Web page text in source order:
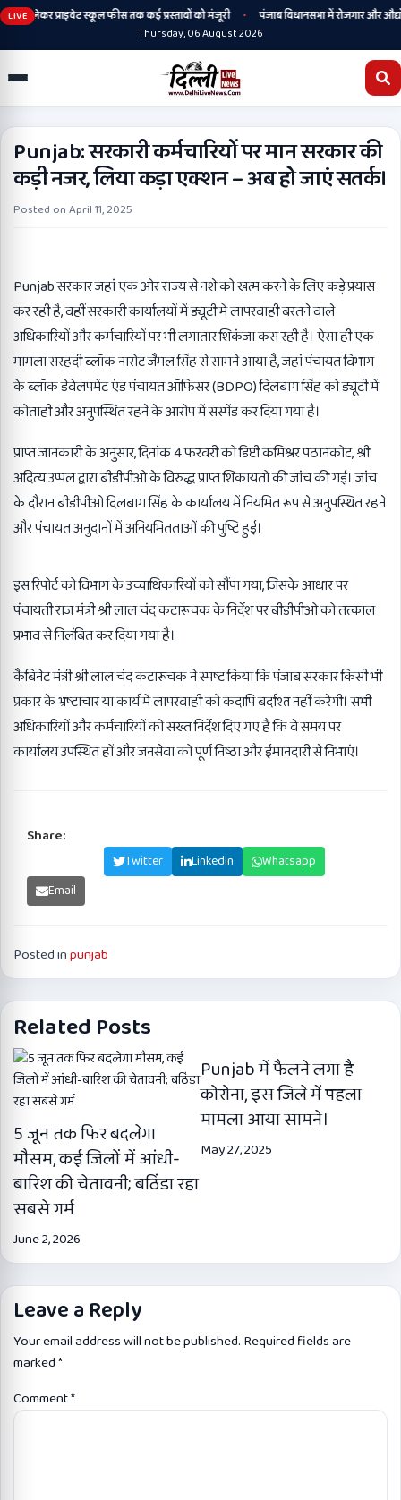
LIVE
से लेकर प्राइवेट स्कूल फीस तक कई प्रस्तावों को मंजूरी
पंजाब विधानसभा में रोजगार और
Thursday, 06 August 2026
Punjab: सरकारी कर्मचारियों पर मान सरकार की
कड़ी नजर, लिया कड़ा एक्शन – अब हो जाएं सतर्क।
Posted onApril 11, 2025
Punjab सरकार जहां एक ओर राज्य से नशे को खत्म करने के लिए कड़े प्रयास
कर रही है, वहीं सरकारी कार्यालयों में ड्यूटी में लापरवाही बरतने वाले
अधिकारियों और कर्मचारियों पर भी लगातार शिकंजा कस रही है। ऐसा ही एक
मामला सरहदी ब्लॉक नारोट जैमल सिंह से सामने आया है, जहां पंचायत विभाग
के ब्लॉक डेवेलपमेंट एंड पंचायत ऑफिसर (BDPO) दिलबाग सिंह को ड्यूटी में
कोताही और अनुपस्थित रहने के आरोप में सस्पेंड कर दिया गया है।
प्राप्त जानकारी के अनुसार, दिनांक 4 फरवरी को डिप्टी कमिश्नर पठानकोट, श्री
अदित्य उप्पल द्वारा बीडीपीओ के विरुद्ध प्राप्त शिकायतों की जांच की गई। जांच
के दौरान बीडीपीओ दिलबाग सिंह के कार्यालय में नियमित रूप से अनुपस्थित रहने
और पंचायत अनुदानों में अनियमितताओं की पुष्टि हुई।
इस रिपोर्ट को विभाग के उच्चाधिकारियों को सौंपा गया, जिसके आधार पर
पंचायती राज मंत्री श्री लाल चंद कटारूचक के निर्देश पर बीडीपीओ को तत्काल
प्रभाव से निलंबित कर दिया गया है।
कैबिनेट मंत्री श्री लाल चंद कटारूचक ने स्पष्ट किया कि पंजाब सरकार किसी भी
प्रकार के भ्रष्टाचार या कार्य में लापरवाही को कदापि बर्दाश्त नहीं करेगी। सभी
अधिकारियों और कर्मचारियों को सख्त निर्देश दिए गए हैं कि वे समय पर
कार्यालय उपस्थित हों और जनसेवा को पूर्ण निष्ठा और ईमानदारी से निभाएं।
Share:
Twitter Linkedin
Whatsapp
Email
Posted inpunjab
Related Posts
5 जून तक फिर बदलेगा
मौसम, कई जिलों में आंधी-
बारिश की चेतावनी; बठिंडा रहा
सबसे गर्म
June 2, 2026
Punjab में फैलने लगा है
कोरोना, इस जिले में पहला
मामला आया सामने।
May 27, 2025
Leave a Reply
Your email address will not be published. Required fields are
marked*
Comment*